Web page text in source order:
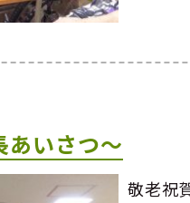
いさつ～
敬老祝